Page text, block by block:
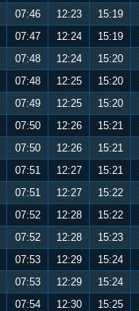
07:46 12:23 15:19
07:47 12:24 15:19
07:48 12:24 15:20
07:48 12:25 15:20
07:49 12:25 15:20
07:50 12:26 15:21
07:50 12:26 15:21
07:51 12:27 15:21
07:51 12:27 15:22
07:52 12:28 15:22
07:52 12:28 15:23
07:53 12:29 15:24
07:53 12:29 15:24
07:54 12:30 15:25